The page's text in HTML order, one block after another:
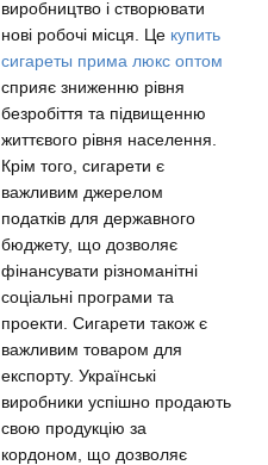
виробництво і створювати
нові робочі місця. Це купить
сигареты прима люкс оптом
сприяє зниженню рівня
безробіття та підвищенню
життєвого рівня населення.
Крім того, сигарети є
важливим джерелом
податків для державного
бюджету, що дозволяє
фінансувати різноманітні
соціальні програми та
проекти. Сигарети також є
важливим товаром для
експорту. Українські
виробники успішно продають
свою продукцію за
кордоном, що дозволяє